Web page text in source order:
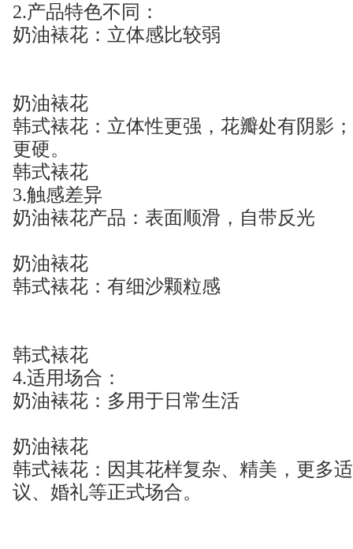
2.产品特色不同：
奶油裱花：立体感比较弱
奶油裱花
韩式裱花：立体性更强，花瓣处有阴影
更硬。
韩式裱花
3.触感差异
奶油裱花产品：表面顺滑，自带反光
奶油裱花
韩式裱花：有细沙颗粒感
韩式裱花
4.适用场合：
奶油裱花：多用于日常生活
奶油裱花
韩式裱花：因其花样复杂、精美，更多
议、婚礼等正式场合。